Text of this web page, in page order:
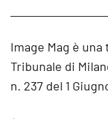
Image Mag è
Tribunale di
n. 237 del 1